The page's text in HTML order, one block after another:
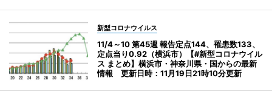
新型コロナウイルス
11/4～10 第45週 報告定点144、罹患数133、
定点当り0.92（横浜市）【#新型コロナウイル
ス まとめ】横浜市・神奈川県・国からの最新
情報 更新日時：11月19日21時10分更新